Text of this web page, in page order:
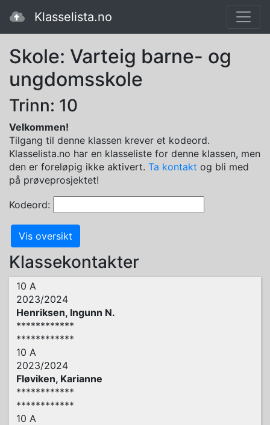
Klasselista.no
Skole: Varteig barne- og
ungdomsskole
Trinn: 10
Velkommen!
Tilgang til denne klassen krever et kodeord.
Klasselista.no har en klasseliste for denne klassen, men
den er foreløpig ikke aktivert. Ta kontakt og bli med
på prøveprosjektet!
Kodeord:
Klassekontakter
10 A
2023/2024
Henriksen, Ingunn N.
************
************
10 A
2023/2024
Fløviken, Karianne
************
************
10 A